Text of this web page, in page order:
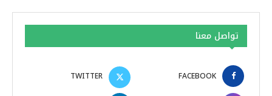
تواصل معنا
FACEBOOK
TWITTER